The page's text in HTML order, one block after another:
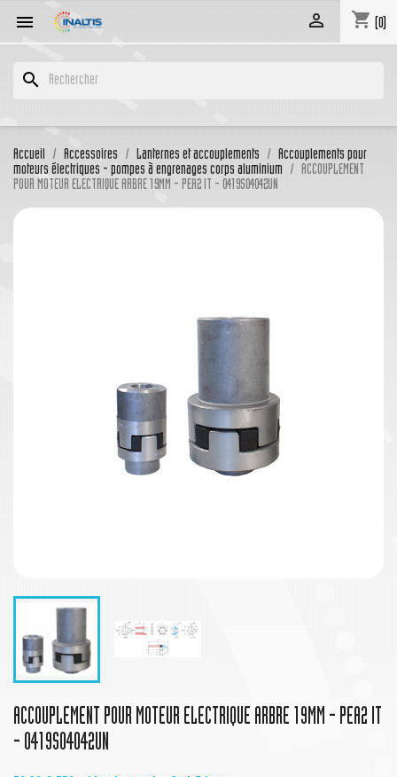
 shopping_cart (0)

search
Accueil Accessoires Lanternes et accouplements
Accouplements pour
moteurs électriques - pompes à engrenages corps aluminium
ACCOUPLEMENT
POUR MOTEUR ELECTRIQUE ARBRE 19MM - PEA2 IT - 0419S04042UN
ACCOUPLEMENT POUR MOTEUR ELECTRIQUE ARBRE 19MM - PEA2 IT
- 0419S04042UN